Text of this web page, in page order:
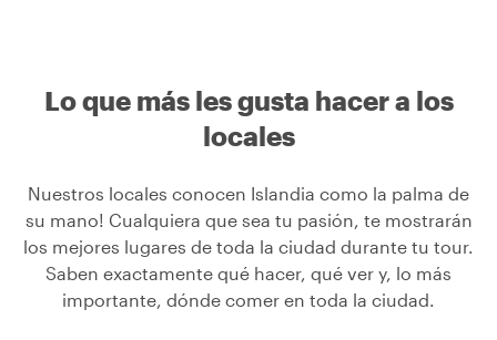
Lo que más les gusta hacer a los
locales
Nuestros locales conocen Islandia como la palma de
su mano! Cualquiera que sea tu pasión, te mostrarán
los mejores lugares de toda la ciudad durante tu tour.
Saben exactamente qué hacer, qué ver y, lo más
importante, dónde comer en toda la ciudad.